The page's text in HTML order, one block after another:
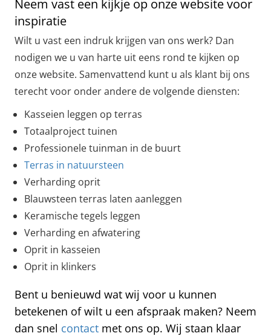
Neem vast een kijkje op onze website voor
inspiratie
Wilt u vast een indruk krijgen van ons werk? Dan
nodigen we u van harte uit eens rond te kijken op
onze website. Samenvattend kunt u als klant bij ons
terecht voor onder andere de volgende diensten:
Kasseien leggen op terras
Totaalproject tuinen
Professionele tuinman in de buurt
Terras in natuursteen
Verharding oprit
Blauwsteen terras laten aanleggen
Keramische tegels leggen
Verharding en afwatering
Oprit in kasseien
Oprit in klinkers
Bent u benieuwd wat wij voor u kunnen
betekenen of wilt u een afspraak maken? Neem
dan snel contact met ons op. Wij staan klaar